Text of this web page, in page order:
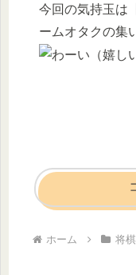
今回の気持玉は
ームオタクの集
ホーム 将棋